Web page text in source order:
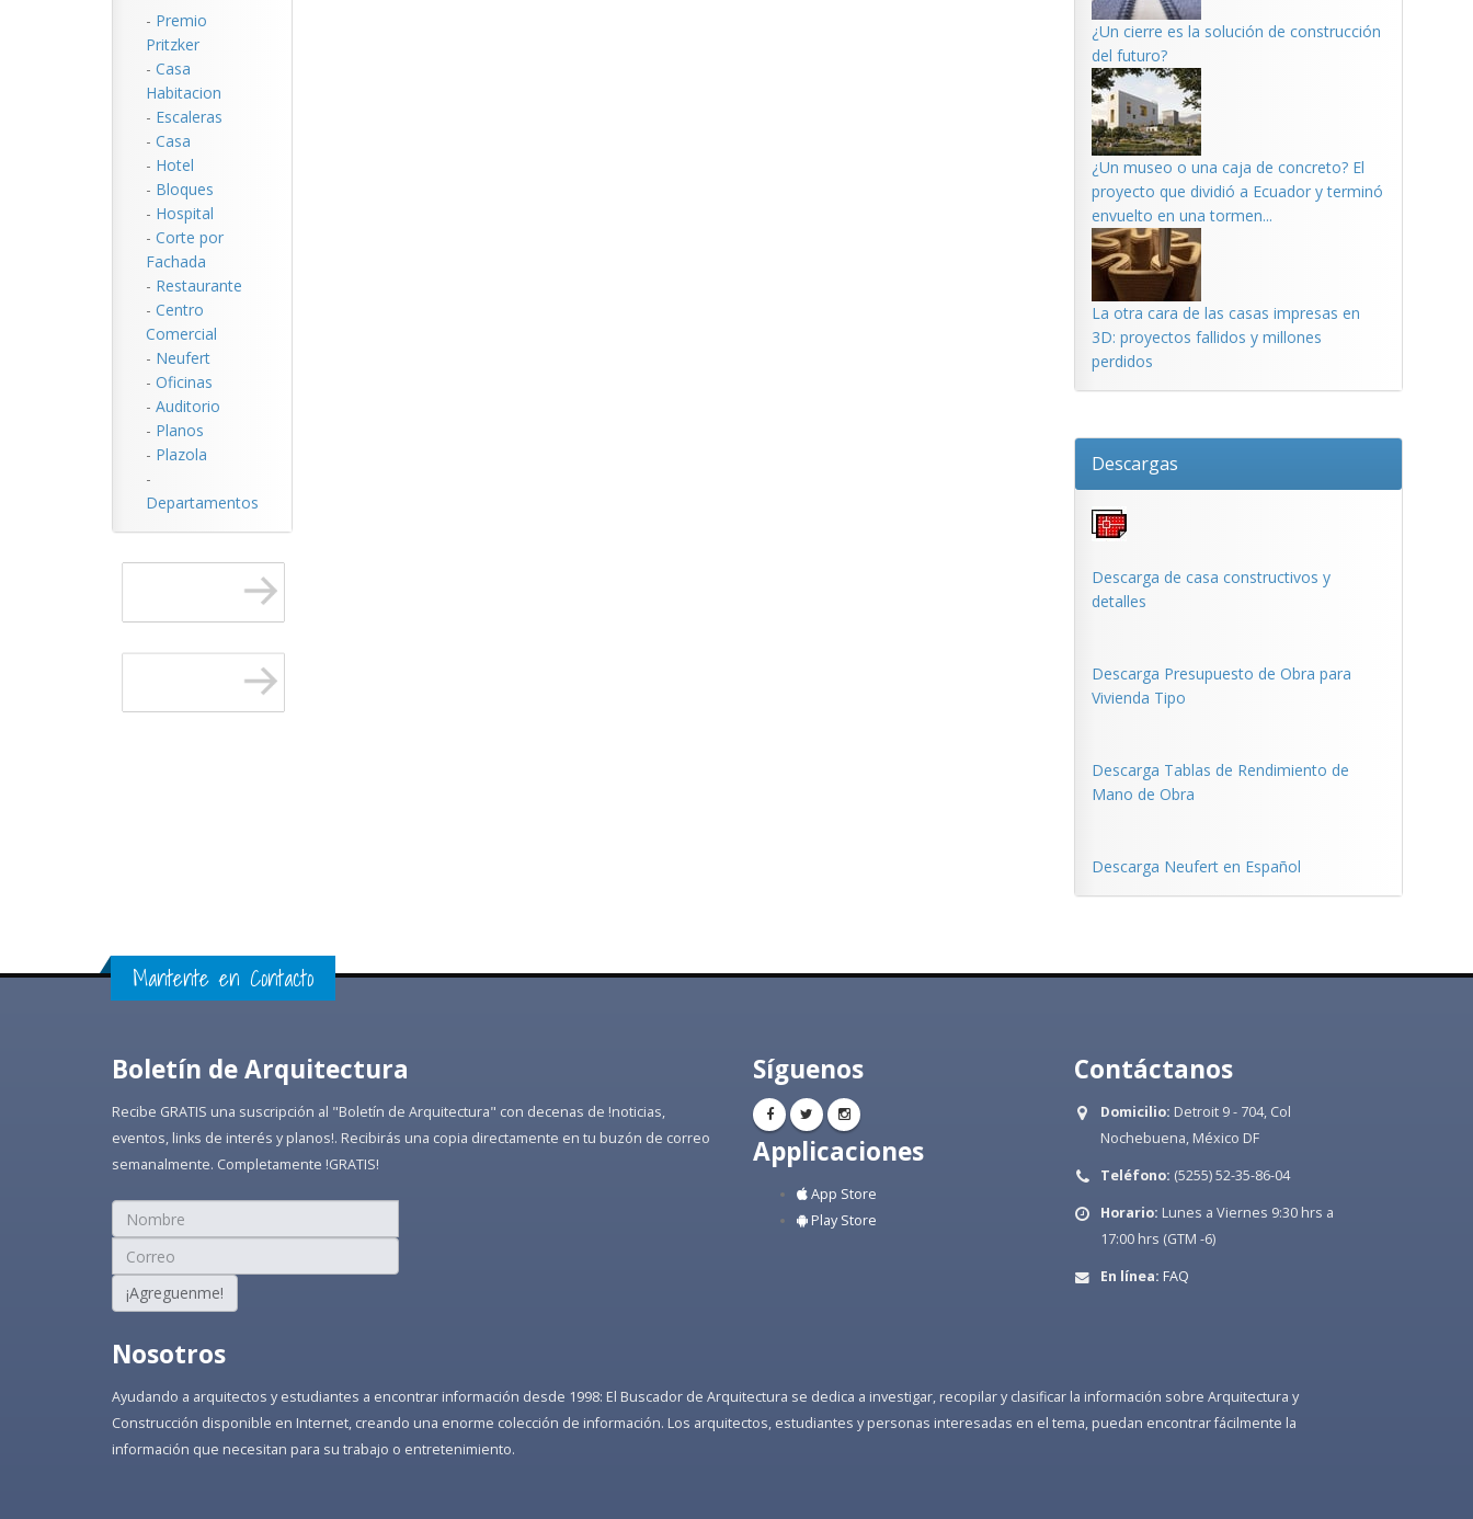
- Premio
Pritzker
- Casa
Habitacion
- Escaleras
- Casa
- Hotel
- Bloques
- Hospital
- Corte por
Fachada
- Restaurante
- Centro
Comercial
- Neufert
- Oficinas
- Auditorio
- Planos
- Plazola
-
Departamentos
¿Un cierre es la solución de construcción
del futuro?
¿Un museo o una caja de concreto? El
proyecto que dividió a Ecuador y terminó
envuelto en una tormen...
La otra cara de las casas impresas en
3D: proyectos fallidos y millones
perdidos
Descargas
Descarga de casa constructivos y
detalles
Descarga Presupuesto de Obra para
Vivienda Tipo
Descarga Tablas de Rendimiento de
Mano de Obra
Descarga Neufert en Español
Mantente en Contacto
Boletín de Arquitectura
Recibe GRATIS una suscripción al "Boletín de Arquitectura" con decenas de !noticias,
eventos, links de interés y planos!. Recibirás una copia directamente en tu buzón de correo
semanalmente. Completamente !GRATIS!
¡Agreguenme!
Síguenos
Applicaciones
App Store
Play Store
Contáctanos
Domicilio: Detroit 9 - 704, Col
Nochebuena, México DF
Teléfono: (5255) 52-35-86-04
Horario: Lunes a Viernes 9:30 hrs a
17:00 hrs (GTM -6)
En línea: FAQ
Nosotros
Ayudando a arquitectos y estudiantes a encontrar información desde 1998: El Buscador de Arquitectura se dedica a investigar, recopilar y clasificar la información sobre Arquitectura y
Construcción disponible en Internet, creando una enorme colección de información. Los arquitectos, estudiantes y personas interesadas en el tema, puedan encontrar fácilmente la
información que necesitan para su trabajo o entretenimiento.